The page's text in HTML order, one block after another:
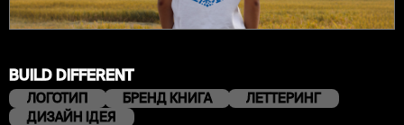
BUILD DIFFERENT
ЛОГОТИП БРЕНД КНИГА
ЛЕТТЕРИНГ
ДИЗАЙН ІДЕЯ